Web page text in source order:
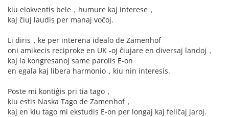
kiu elokventis bele，humure kaj interese，
kaj ĉiuj laudis per manaj voĉoj.
Li diris，ke per interena idealo de Zamenhof
oni amikecis reciproke en UK -oj ĉiujare en diversaj landoj，
kaj la kongresanoj same parolis E-on
en egala kaj libera harmonio，kiu nin interesis.
Poste mi kontiĝis pri tia tago，
kiu estis Naska Tago de Zamenhof，
kaj en kiu tago mi ekstudis E-on per longaj kaj feliĉaj jaroj.